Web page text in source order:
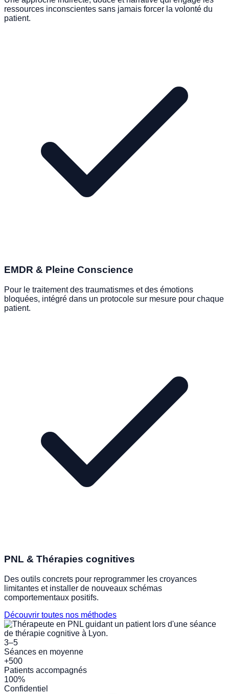
ressources inconscientes sans jamais forcer la volonté du
patient.
EMDR & Pleine Conscience
Pour le traitement des traumatismes et des émotions
bloquées, intégré dans un protocole sur mesure pour chaque
patient.
PNL & Thérapies cognitives
Des outils concrets pour reprogrammer les croyances
limitantes et installer de nouveaux schémas
comportementaux positifs.
Découvrir toutes nos méthodes
3–5
Séances en moyenne
+500
Patients accompagnés
100%
Confidentiel